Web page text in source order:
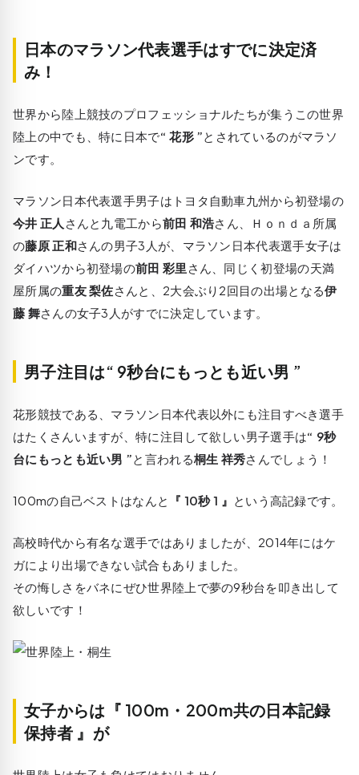
日本のマラソン代表選手はすでに決定済
み！
世界から陸上競技のプロフェッショナルたちが集うこの世界
陸上の中でも、特に日本で“ 花形 ”とされているのがマラソ
ンです。
マラソン日本代表選手男子はトヨタ自動車九州から初登場の
今井 正人 さんと九電工から前田 和浩さん、Ｈｏｎｄａ所属
の藤原 正和さんの男子3人が、マラソン日本代表選手女子は
ダイハツから初登場の前田 彩里 さん、同じく初登場の天満
屋所属の重友 梨佐さんと、2大会ぶり2回目の出場となる伊
藤 舞さんの女子3人がすでに決定しています。
男子注目は“ 9秒台にもっとも近い男 ”
花形競技である、マラソン日本代表以外にも注目すべき選手
はたくさんいますが、特に注目して欲しい男子選手は“ 9秒
台にもっとも近い男 ”と言われる桐生 祥秀さんでしょう！
100mの自己ベストはなんと 『 10秒 1 』 という高記録です。
高校時代から有名な選手ではありましたが、2014年にはケ
ガにより出場できない試合もありました。
その悔しさをバネにぜひ世界陸上で夢の9秒台を叩き出して
欲しいです！
女子からは『 100m・200m共の日本記録
保持者 』が